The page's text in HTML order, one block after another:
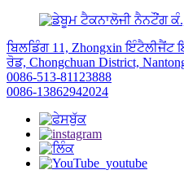
ਬਿਲਡਿੰਗ 11, Zhongxin ਇੰਟੈਲੀਜੈਂਟ
ਰੋਡ, Chongchuan District,
0086-513-81123888
0086-13862942024